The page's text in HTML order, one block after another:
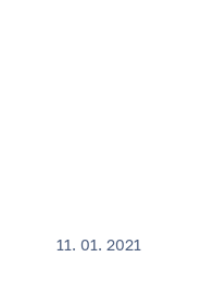
11. 01. 2021